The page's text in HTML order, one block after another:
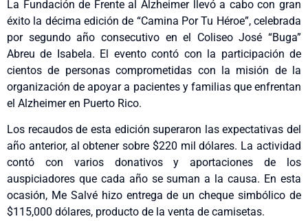
La Fundación de Frente al Alzheimer llevó a cabo con gran
éxito la décima edición de “Camina Por Tu Héroe”, celebrada
por segundo año consecutivo en el Coliseo José “Buga”
Abreu de Isabela. El evento contó con la participación de
cientos de personas comprometidas con la misión de la
organización de apoyar a pacientes y familias que enfrentan
el Alzheimer en Puerto Rico.
Los recaudos de esta edición superaron las expectativas del
año anterior, al obtener sobre $220 mil dólares. La actividad
contó con varios donativos y aportaciones de los
auspiciadores que cada año se suman a la causa. En esta
ocasión, Me Salvé hizo entrega de un cheque simbólico de
$115,000 dólares, producto de la venta de camisetas.